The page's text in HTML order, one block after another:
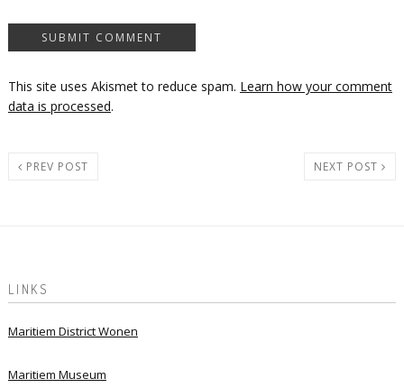
This site uses Akismet to reduce spam. Learn how your comment
data is processed.
PREV POST NEXT POST
LINKS
Maritiem District Wonen
Maritiem Museum